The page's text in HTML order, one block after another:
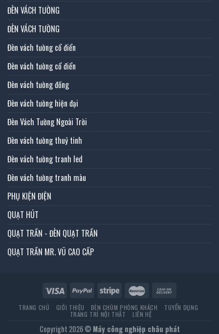
ĐÈN VÁCH TƯỜNG
ĐÈN VÁCH TƯỜNG
Đèn vách tường cổ điển
Đèn vách tường cổ điển
Đèn vách tường đồng
Đèn vách tường hiện đại
Đèn Vách Tường Ngoài Trời
Đèn vách tường thuỷ tinh
Đèn vách tường tranh led
Đèn vách tường tranh màu
PHỤ KIỆN ĐIỆN
QUẠT HÚT
QUẠT TRẦN - ĐÈN QUẠT TRẦN
QUẠT TRẦN MR. VŨ CAO CẤP
TRANG CHỦ GIỚI THIỆU ĐÈN CHÙM PHÒNG KHÁCH TUYỂN DỤNG
TRANG TRÍ NỘI THẤT LIÊN HỆ
Copyright 2026 © Máy công nghiệp châu phát